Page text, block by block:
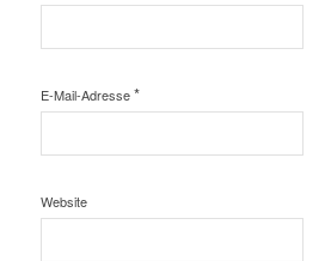
E-Mail-Adresse*
Website